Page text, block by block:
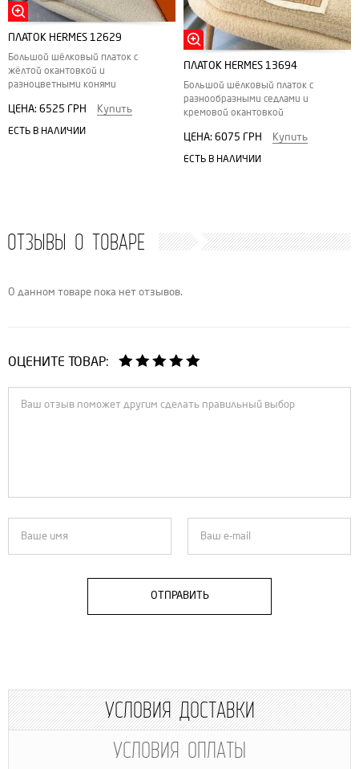
ПЛАТОК HERMES 12629
Большой шёлковый платок с
жёлтой окантовкой и
разноцветными конями
ЦЕНА: 6525 ГРН Купить
ЕСТЬ В НАЛИЧИИ
ПЛАТОК HERMES 13694
Большой шёлковый платок с
разнообразными седлами и
кремовой окантовкой
ЦЕНА: 6075 ГРН Купить
ЕСТЬ В НАЛИЧИИ
ОТЗЫВЫ О ТОВАРЕ
О данном товаре пока нет отзывов.
ОЦЕНИТЕ ТОВАР:
ОТПРАВИТЬ
УСЛОВИЯ ДОСТАВКИ
УСЛОВИЯ ОПЛАТЫ